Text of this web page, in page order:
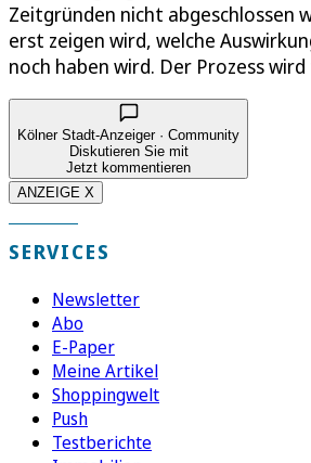
Zeitgründen nicht abgeschlossen
erst zeigen wird, welche
noch haben wird. Der Prozess
Kölner Stadt-Anzeiger · Community
Diskutieren Sie mit
Jetzt kommentieren
ANZEIGE X
SERVICES
Newsletter
Abo
E-Paper
Meine Artikel
Shoppingwelt
Push
Testberichte